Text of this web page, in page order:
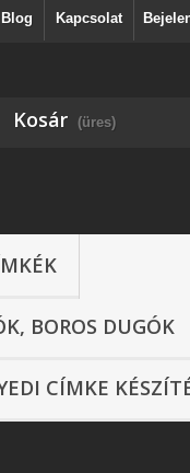
Kapcsolat
Blog
Kosár (üres)
BOROS DUGÓK
CÍMKE